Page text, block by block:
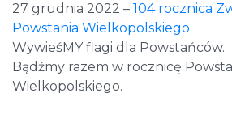
27 grudnia 2022 – 104 rocznica
Powstania Wielkopolskiego.
WywieśMY flagi dla Powstańców.
Bądźmy razem w rocznicę
Wielkopolskiego.